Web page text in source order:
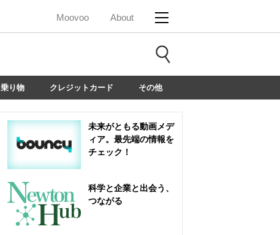
Moovoo About
乗り物 クレジットカード その他
未来がともる動画メデ
ィア。最先端の情報を
チェック！
科学と企業と出会う、
つながる